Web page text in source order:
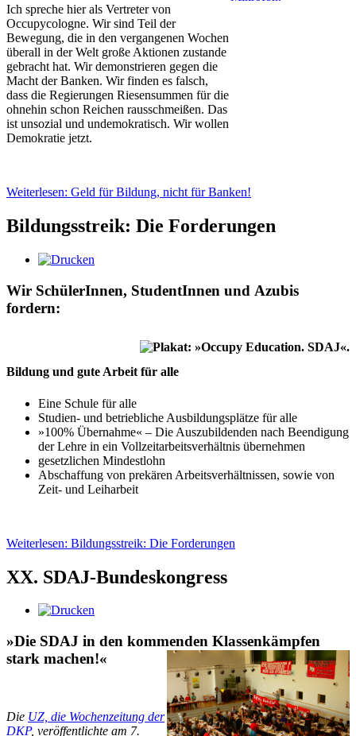
Ich spreche hier als Vertreter von
Occupycologne. Wir sind Teil der
Bewegung, die in den vergangenen Wochen
überall in der Welt große Aktionen zustande
gebracht hat. Wir demonstrieren gegen die
Macht der Banken. Wir finden es falsch,
dass die Regierungen Riesensummen für die
ohnehin schon Reichen rausschmeißen. Das
ist unsozial und undemokratisch. Wir wollen
Demokratie jetzt.
Weiterlesen: Geld für Bildung, nicht für Banken!
Bildungsstreik: Die Forderungen
Wir SchülerInnen, StudentInnen und Azubis
fordern:
Bildung und gute Arbeit für alle
Eine Schule für alle
Studien- und betrieb­li­che Aus­bil­dungs­plätze für alle
»100% Über­nahme« – Die Aus­zu­bil­den­den nach Been­di­gung
der Lehre in ein Voll­zeit­ar­beits­ver­hält­nis über­nehmen
gesetz­lichen Mindest­lohn
Abschaffung von prekä­ren Arbeits­ver­hält­nis­sen, sowie von
Zeit- und Leiharbeit
Weiterlesen: Bildungsstreik: Die Forderungen
XX. SDAJ-Bundeskongress
»Die SDAJ in den kommenden Klassenkämpfen
stark machen!«
Die UZ, die Wochenzeitung der
DKP, veröffentlichte am 7.